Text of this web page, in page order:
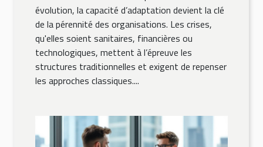
évolution, la capacité d’adaptation devient la clé
de la pérennité des organisations. Les crises,
qu'elles soient sanitaires, financières ou
technologiques, mettent à l’épreuve les
structures traditionnelles et exigent de repenser
les approches classiques....